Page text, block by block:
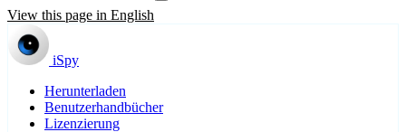
View this page in English
iSpy
Herunterladen
Benutzerhandbücher
Lizenzierung